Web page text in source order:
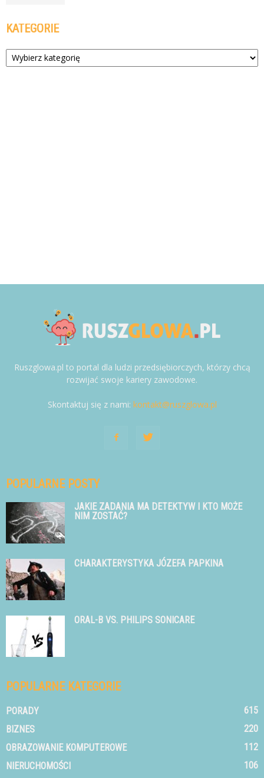
KATEGORIE
Kategorie
Ruszglowa.pl to portal dla ludzi przedsiębiorczych, którzy chcą
rozwijać swoje kariery zawodowe.
Skontaktuj się z nami: kontakt@ruszglowa.pl
POPULARNE POSTY
JAKIE ZADANIA MA DETEKTYW I KTO MOŻE
NIM ZOSTAĆ?
CHARAKTERYSTYKA JÓZEFA PAPKINA
ORAL-B VS. PHILIPS SONICARE
POPULARNE KATEGORIE
PORADY
615
BIZNES
220
OBRAZOWANIE KOMPUTEROWE
112
NIERUCHOMOŚCI
106